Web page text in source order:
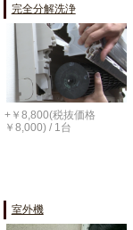
完全分解洗浄
+￥8,800(税抜価格
￥8,000) / 1台
室外機